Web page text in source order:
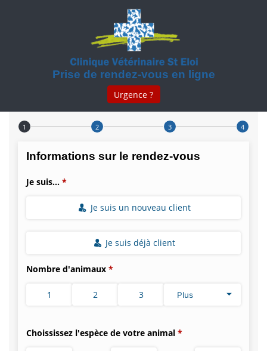
Prise de rendez-vous en ligne
Urgence ?
Step 1 of 4
Informations sur le rendez-vous
Je suis...
Je suis un nouveau client
Je suis déjà client
Nombre d'animaux
1 2 3 Plus
Choississez l'espèce de votre animal